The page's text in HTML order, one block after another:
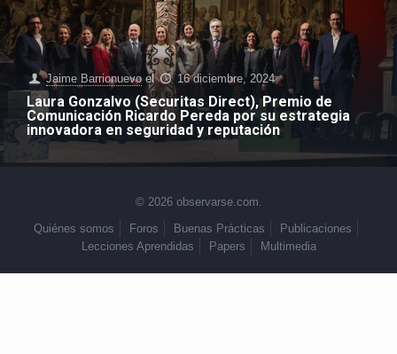
Jaime Barrionuevo el 16 diciembre, 2024
Laura Gonzalvo (Securitas Direct), Premio de
Comunicación Ricardo Pereda por su estrategia
innovadora en seguridad y reputación
© 2026 observarse.com.
Quiénes somos
Foros Buenas Prácticas
Publicaciones
Lecciones Aprendidas
Papers Multimedia